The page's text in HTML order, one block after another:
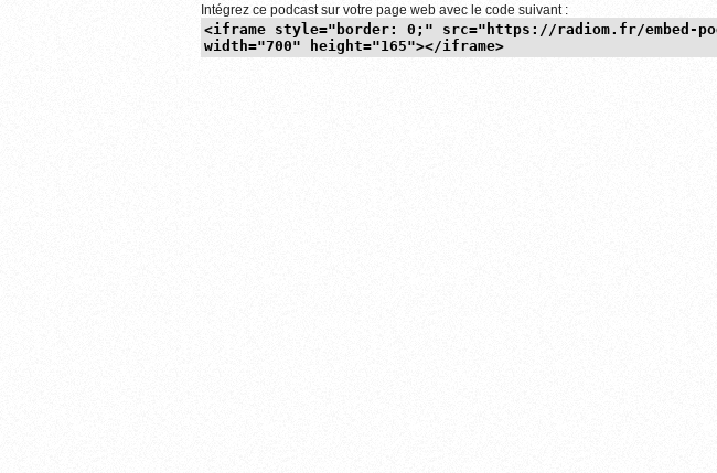
Intégrez ce podcast sur votre page web avec le code suivant :